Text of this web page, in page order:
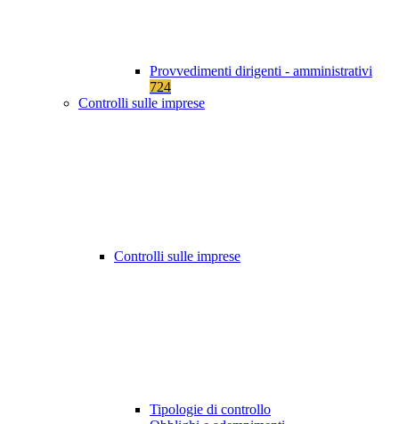
Provvedimenti dirigenti - amministrativi
724
Controlli sulle imprese
Controlli sulle imprese
Tipologie di controllo